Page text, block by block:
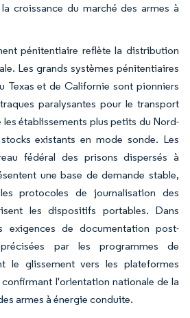
croissance du marché des armes à
pénitentiaire reflète la distribution
Les grands systèmes pénitentiaires
Texas et de Californie sont pionniers
paralysantes pour le transport
établissements plus petits du Nord-
existants en mode sonde. Les
fédéral des prisons dispersés à
une base de demande stable,
protocoles de journalisation des
les dispositifs portables. Dans
exigences de documentation post-
par les programmes de
le glissement vers les plateformes
l'orientation nationale de la
armes à énergie conduite.